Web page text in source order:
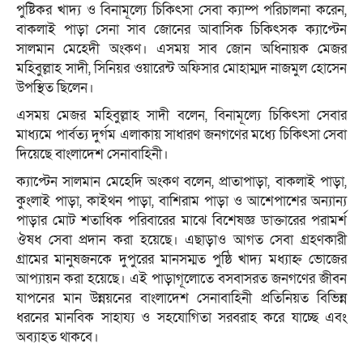
পুষ্টিকর খাদ্য ও বিনামূল্যে চিকিৎসা সেবা ক্যাম্প পরিচালনা করেন,
বাকলাই পাড়া সেনা সাব জোনের আবাসিক চিকিৎসক ক্যাপ্টেন
সালমান মেহেদী অংকণ। এসময় সাব জোন অধিনায়ক মেজর
মহিবুল্লাহ সাদী, সিনিয়র ওয়ারেন্ট অফিসার মোহাম্মদ নাজমুল হোসেন
উপস্থিত ছিলেন।
এসময় মেজর মহিবুল্লাহ সাদী বলেন, বিনামূল্যে চিকিৎসা সেবার
মাধ্যমে পার্বত্য দুর্গম এলাকায় সাধারণ জনগণের মধ্যে চিকিৎসা সেবা
দিয়েছে বাংলাদেশ সেনাবাহিনী।
ক্যাপ্টেন সালমান মেহেদি অংকণ বলেন, প্রাতাপাড়া, বাকলাই পাড়া,
কুংলাই পাড়া, কাইথন পাড়া, বাশিরাম পাড়া ও আশেপাশের অন্যান্য
পাড়ার মোট শতাধিক পরিবারের মাঝে বিশেষজ্ঞ ডাক্তারের পরামর্শ
ঔষধ সেবা প্রদান করা হয়েছে। এছাড়াও আগত সেবা গ্রহণকারী
গ্রামের মানুষজনকে দুপুরের মানসম্মত পুষ্ঠি খাদ্য মধ্যাহ্ন ভোজের
আপ্যায়ন করা হয়েছে। এই পাড়াগূলোতে বসবাসরত জনগণের জীবন
যাপনের মান উন্নয়নের বাংলাদেশ সেনাবাহিনী প্রতিনিয়ত বিভিন্ন
ধরনের মানবিক সাহায্য ও সহযোগিতা সরবরাহ করে যাচ্ছে এবং
অব্যাহত থাকবে।